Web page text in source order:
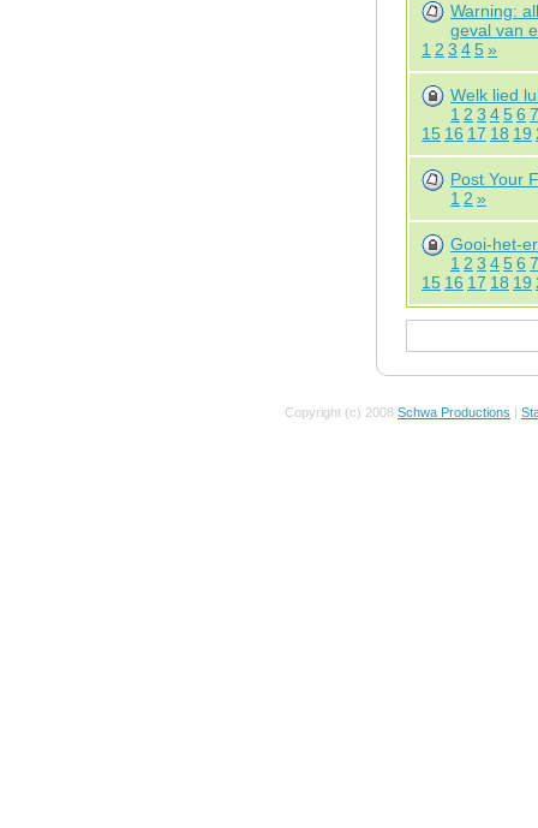
Warning:
geval van
1 2 3 45 »
Welk lied
1 2 3 45 6 7
15 16 17 18 19
Post Your
1 2 »
Gooi-het-
1 2 3 45 6 7
15 16 17 18 19
Copyright (c) 2008 Schwa Productions |